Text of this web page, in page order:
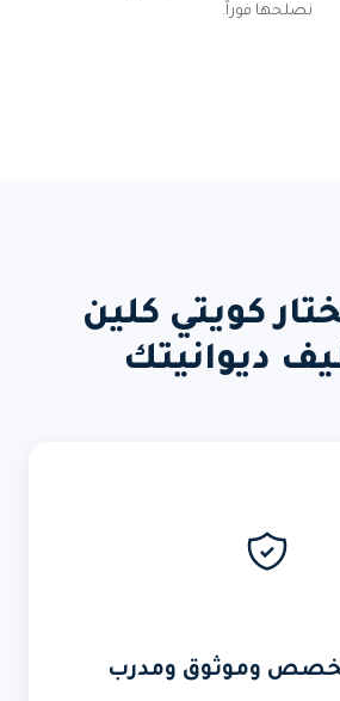
نصلحها فوراً.
كويتي كلين
ديوانيتك
وموثوق ومدرب